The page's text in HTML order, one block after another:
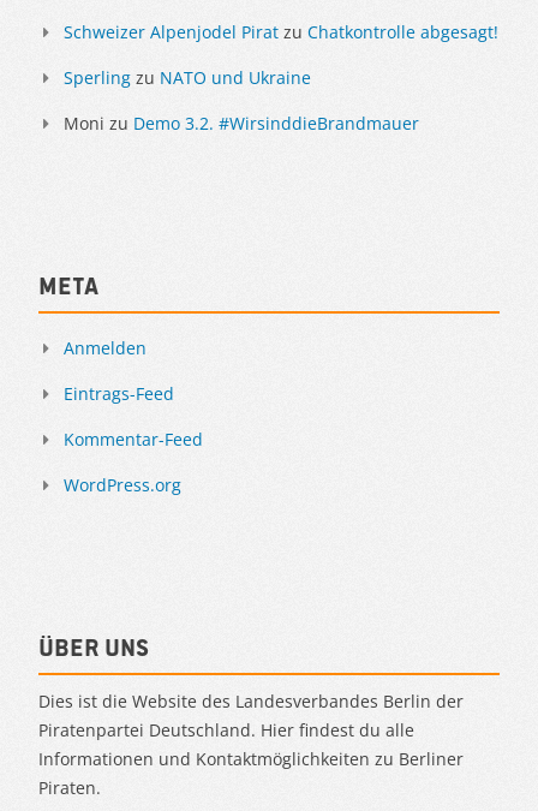
Schweizer Alpenjodel Pirat zu Chatkontrolle abgesagt!
Sperling zu NATO und Ukraine
Moni zu Demo 3.2. #WirsinddieBrandmauer
Meta
Anmelden
Eintrags-Feed
Kommentar-Feed
WordPress.org
Über uns
Dies ist die Website des Landesverbandes Berlin der
Piratenpartei Deutschland. Hier findest du alle
Informationen und Kontaktmöglichkeiten zu Berliner
Piraten.